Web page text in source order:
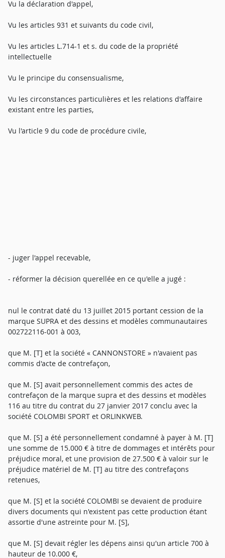
Vu la déclaration d'appel,
Vu les articles 931 et suivants du code civil,
Vu les articles L.714-1 et s. du code de la propriété
intellectuelle
Vu le principe du consensualisme,
Vu les circonstances particulières et les relations d'affaire
existant entre les parties,
Vu l'article 9 du code de procédure civile,
- juger l'appel recevable,
- réformer la décision querellée en ce qu'elle a jugé :
nul le contrat daté du 13 juillet 2015 portant cession de la
marque SUPRA et des dessins et modèles communautaires
002722116-001 à 003,
que M. [T] et la société « CANNONSTORE » n'avaient pas
commis d'acte de contrefaçon,
que M. [S] avait personnellement commis des actes de
contrefaçon de la marque supra et des dessins et modèles
116 au titre du contrat du 27 janvier 2017 conclu avec la
société COLOMBI SPORT et ORLINKWEB.
que M. [S] a été personnellement condamné à payer à M. [T]
une somme de 15.000 € à titre de dommages et intérêts pour
préjudice moral, et une provision de 27.500 € à valoir sur le
préjudice matériel de M. [T] au titre des contrefaçons
retenues,
que M. [S] et la société COLOMBI se devaient de produire
divers documents qui n'existent pas cette production étant
assortie d'une astreinte pour M. [S],
que M. [S] devait régler les dépens ainsi qu'un article 700 à
hauteur de 10.000 €,